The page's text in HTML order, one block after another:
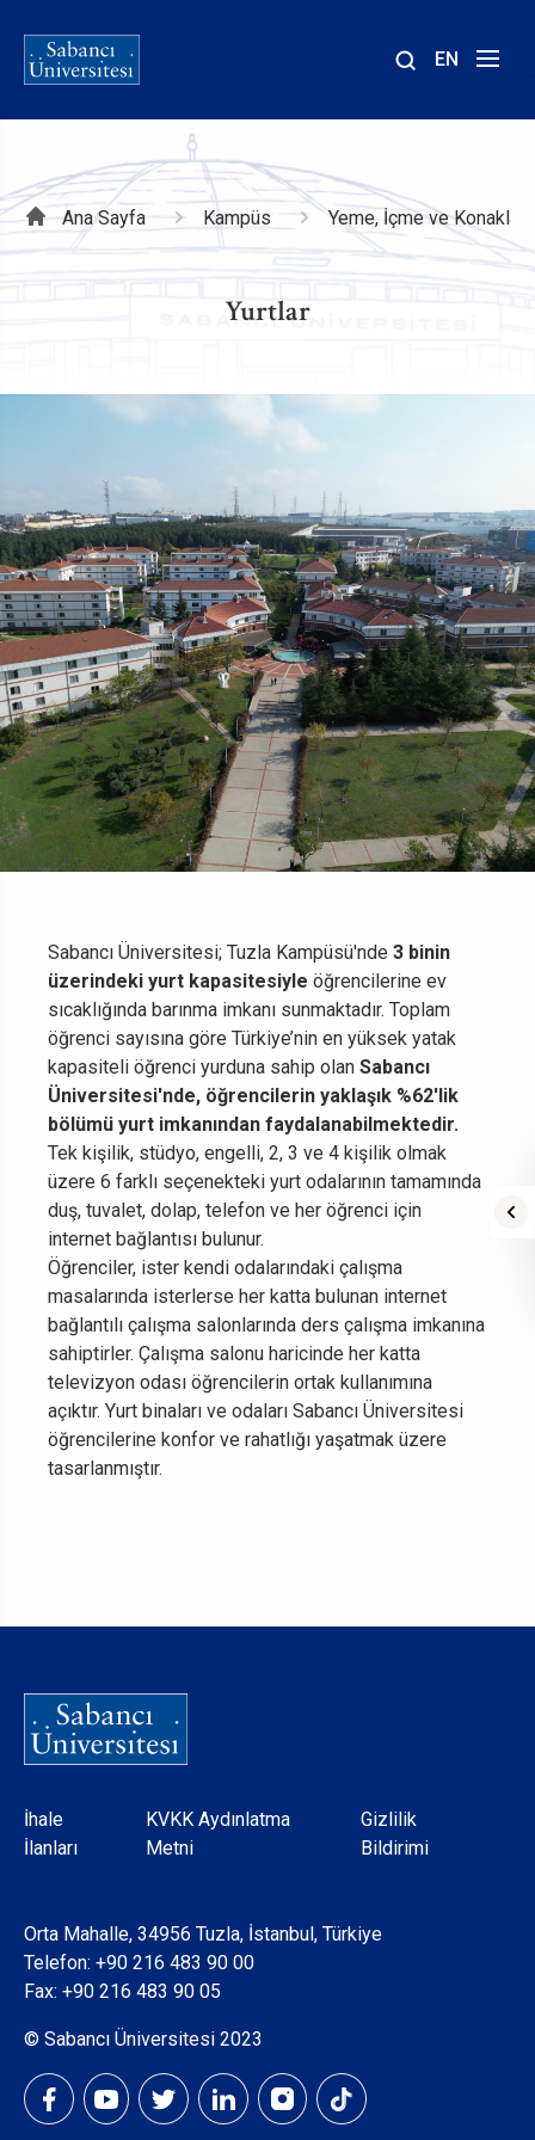
EN
Sayfa
yolu
Ana Sayfa Kampüs Yeme, İçme ve
Yurtlar
Sabancı Üniversitesi; Tuzla Kampüsü'nde 3 binin
üzerindeki yurt kapasitesiyle öğrencilerine ev
sıcaklığında barınma imkanı sunmaktadır. Toplam
öğrenci sayısına göre Türkiye’nin en yüksek yatak
kapasiteli öğrenci yurduna sahip olan Sabancı
Üniversitesi'nde, öğrencilerin yaklaşık %62'lik
bölümü yurt imkanından faydalanabilmektedir.
Tek kişilik, stüdyo, engelli, 2, 3 ve 4 kişilik olmak
üzere 6 farklı seçenekteki yurt odalarının tamamında
duş, tuvalet, dolap, telefon ve her öğrenci için
internet bağlantısı bulunur.
Öğrenciler, ister kendi odalarındaki çalışma
masalarında isterlerse her katta bulunan internet
bağlantılı çalışma salonlarında ders çalışma imkanına
sahiptirler. Çalışma salonu haricinde her katta
televizyon odası öğrencilerin ortak kullanımına
açıktır. Yurt binaları ve odaları Sabancı Üniversitesi
öğrencilerine konfor ve rahatlığı yaşatmak üzere
tasarlanmıştır.
Dipnot
İhale
İlanları
KVKK Aydınlatma
Metni
Gizlilik
Bildirimi
Orta Mahalle, 34956 Tuzla, İstanbul, Türkiye
Telefon: +90 216 483 90 00
Fax: +90 216 483 90 05
© Sabancı Üniversitesi 2023